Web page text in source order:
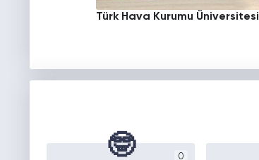
Türk Hava Kurumu Üniversitesi
0
🤓